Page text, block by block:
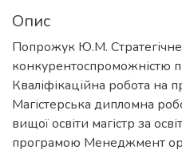
Опис
Попрожук Ю.М. Стратегічне
конкурентоспроможністю
Кваліфікаційна робота на
Магістерська дипломна
вищої освіти магістр за
програмою Менеджмент